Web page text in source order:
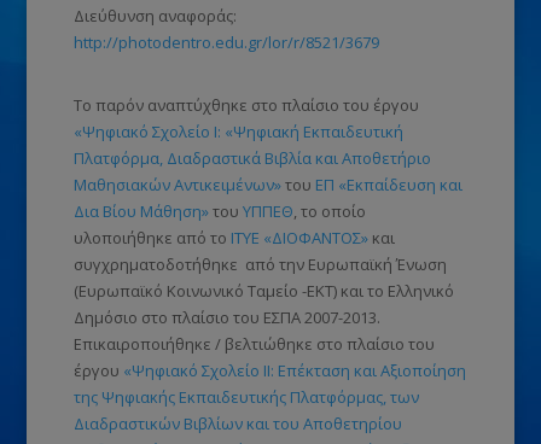
Διεύθυνση αναφοράς:
http://photodentro.edu.gr/lor/r/8521/3679
Το παρόν αναπτύχθηκε στο πλαίσιο του έργου
«Ψηφιακό Σχολείο Ι: «Ψηφιακή Εκπαιδευτική
Πλατφόρμα, Διαδραστικά Βιβλία και Αποθετήριο
Μαθησιακών Αντικειμένων»του ΕΠ «Εκπαίδευση και
Δια Βίου Μάθηση»του ΥΠΠΕΘ, το οποίο
υλοποιήθηκε από το ΙΤΥΕ «ΔΙΟΦΑΝΤΟΣ»και
συγχρηματοδοτήθηκε από την Ευρωπαϊκή Ένωση
(Ευρωπαϊκό Κοινωνικό Ταμείο -ΕΚΤ)και το Ελληνικό
Δημόσιο στο πλαίσιο του ΕΣΠΑ 2007-2013.
Επικαιροποιήθηκε / βελτιώθηκε στο πλαίσιο του
έργου «Ψηφιακό Σχολείο ΙΙ: Επέκταση και Αξιοποίηση
της Ψηφιακής Εκπαιδευτικής Πλατφόρμας, των
Διαδραστικών Βιβλίων και του Αποθετηρίου